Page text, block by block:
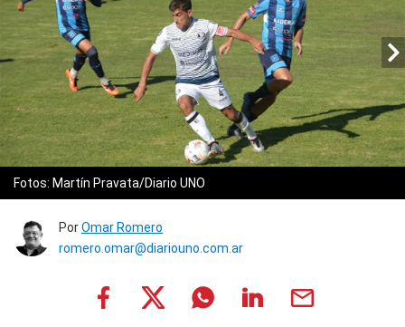
Fotos: Martín Pravata/Diario UNO
PorOmar Romero
romero.omar@diariouno.com.ar